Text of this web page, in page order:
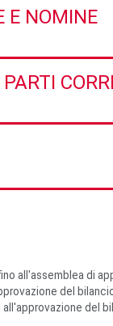
E NOMINE
all'assemblea di
del
del